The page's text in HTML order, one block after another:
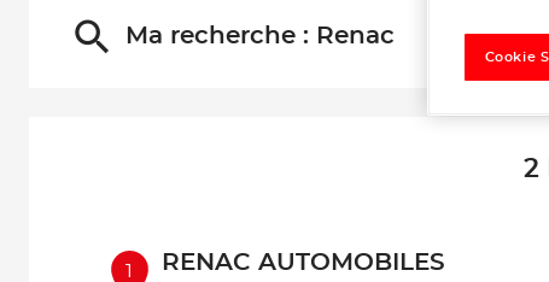
Ma recherche : Renac
2
1 RENAC AUTOMOBILES
Cookie